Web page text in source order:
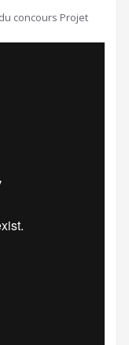
concours Projet